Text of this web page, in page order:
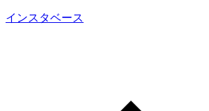
インスタベース